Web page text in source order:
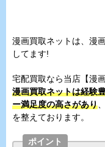
漫画買取ネットは、漫
してます!
宅配買取なら当店【漫
漫画買取ネットは経験
ー満足度の高さがあり
を整えております。
ポイント